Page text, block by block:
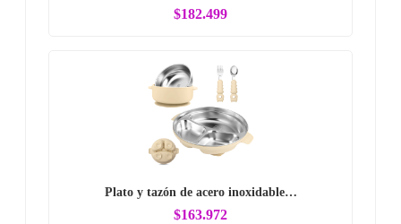
$182.499
Plato y tazón de acero inoxidable…
$163.972